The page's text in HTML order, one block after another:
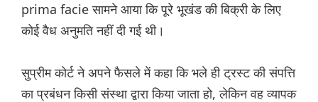
prima facie सामने आया कि पूरे भूखंड की बिक्री के लिए
कोई वैध अनुमति नहीं दी गई थी।
सुप्रीम कोर्ट ने अपने फैसले में कहा कि भले ही ट्रस्ट की संपत्ति
का प्रबंधन किसी संस्था द्वारा किया जाता हो, लेकिन वह व्यापक